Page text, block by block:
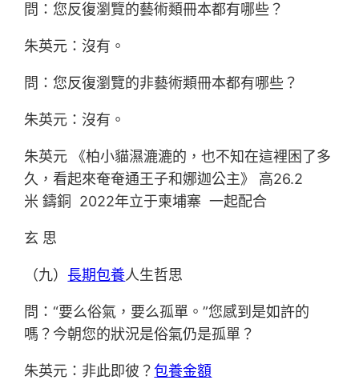
問：您反復瀏覽的藝術類冊本都有哪些？
朱英元：沒有。
問：您反復瀏覽的非藝術類冊本都有哪些？
朱英元：沒有。
朱英元 《柏小貓濕漉漉的，也不知在這裡困了多
久，看起來奄奄通王子和娜迦公主》 高26.2
米 鑄銅 2022年立于柬埔寨 一起配合
玄 思
（九） 長期包養人生哲思
問：“要么俗氣，要么孤單。”您感到是如許的
嗎？今朝您的狀況是俗氣仍是孤單？
朱英元：非此即彼？包養金額